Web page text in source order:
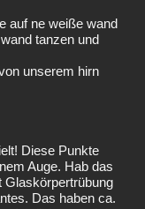
auf ne weiße wand
tanzen und
unserem hirn
Diese Punkte
Auge. Hab das
Glaskörpertrübung
Das haben ca.